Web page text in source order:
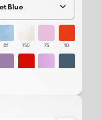
Blue
81 150 75 10